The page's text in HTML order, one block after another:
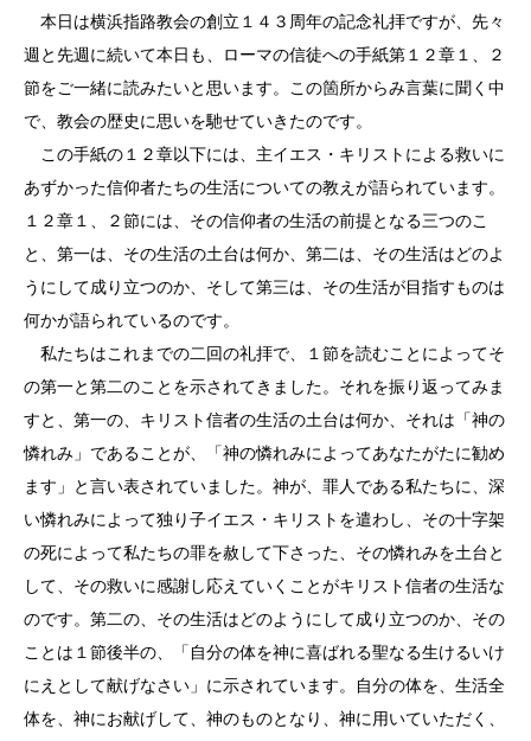
本日は横浜指路教会の創立１４３周年の記念礼拝ですが、先々
週と先週に続いて本日も、ローマの信徒への手紙第１２章１、２
節をご一緒に読みたいと思います。この箇所からみ言葉に聞く中
で、教会の歴史に思いを馳せていきたのです。
この手紙の１２章以下には、主イエス・キリストによる救いに
あずかった信仰者たちの生活についての教えが語られています。
１２章１、２節には、その信仰者の生活の前提となる三つのこ
と、第一は、その生活の土台は何か、第二は、その生活はどのよ
うにして成り立つのか、そして第三は、その生活が目指すものは
何かが語られているのです。
私たちはこれまでの二回の礼拝で、１節を読むことによってそ
の第一と第二のことを示されてきました。それを振り返ってみま
すと、第一の、キリスト信者の生活の土台は何か、それは「神の
憐れみ」であることが、「神の憐れみによってあなたがたに勧め
ます」と言い表されていました。神が、罪人である私たちに、深
い憐れみによって独り子イエス・キリストを遣わし、その十字架
の死によって私たちの罪を赦して下さった、その憐れみを土台と
して、その救いに感謝し応えていくことがキリスト信者の生活な
のです。第二の、その生活はどのようにして成り立つのか、その
ことは１節後半の、「自分の体を神に喜ばれる聖なる生けるいけ
にえとして献げなさい」に示されています。自分の体を、生活全
体を、神にお献げして、神のものとなり、神に用いていただく、